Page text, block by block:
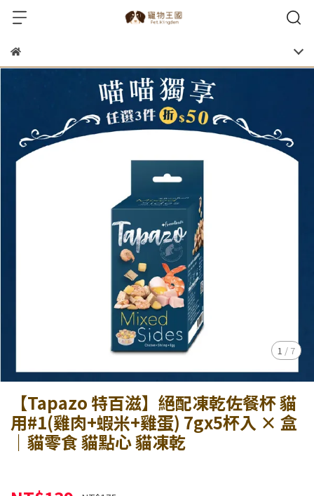
1 / 7
【Tapazo 特百滋】絕配凍乾佐餐杯 貓
用#1(雞肉+蝦米+雞蛋) 7gx5杯入 × 盒
｜貓零食 貓點心 貓凍乾